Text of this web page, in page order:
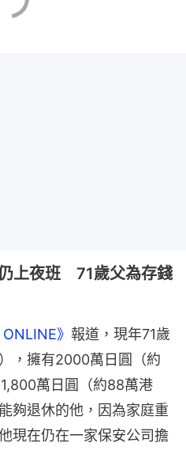
上夜班 71歲父為存錢
》 報道，現年71歲
，擁有2000萬日圓（約
萬日圓（約88萬港
夠退休的他，因為家庭重
現在仍在一家保安公司擔